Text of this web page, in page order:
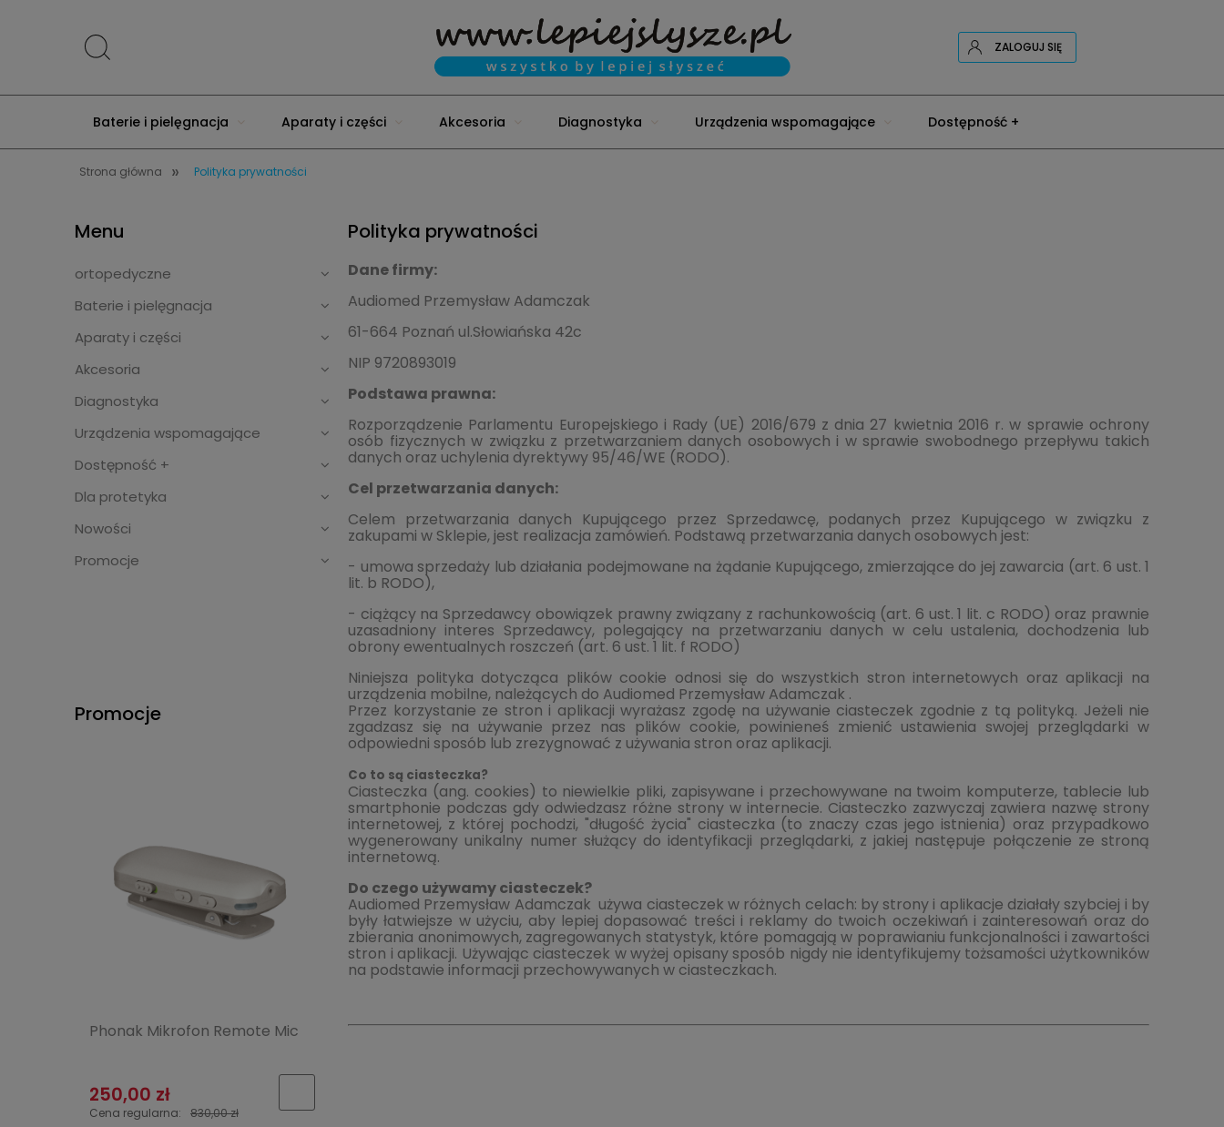
ZALOGUJ SIĘ
Baterie i pielęgnacja Aparaty i części Akcesoria Diagnostyka Urządzenia wspomagające Dostępność +
Dla protetyka Wynajem pętli indukcyjnej
Strona główna » Polityka prywatności
Menu
ortopedyczne
Baterie i pielęgnacja
Aparaty i części
Akcesoria
Diagnostyka
Urządzenia wspomagające
Dostępność +
Dla protetyka
Nowości
Promocje
Promocje
Phonak Mikrofon Remote Mic
250,00 zł
Cena regularna: 830,00 zł
Polityka prywatności
Dane firmy:
Audiomed Przemysław Adamczak
61-664 Poznań ul.Słowiańska 42c
NIP 9720893019
Podstawa prawna:
Rozporządzenie Parlamentu Europejskiego i Rady (UE) 2016/679 z dnia 27 kwietnia 2016 r. w sprawie ochrony
osób fizycznych w związku z przetwarzaniem danych osobowych i w sprawie swobodnego przepływu takich
danych oraz uchylenia dyrektywy 95/46/WE (RODO).
Cel przetwarzania danych:
Celem przetwarzania danych Kupującego przez Sprzedawcę, podanych przez Kupującego w związku z
zakupami w Sklepie, jest realizacja zamówień. Podstawą przetwarzania danych osobowych jest:
- umowa sprzedaży lub działania podejmowane na żądanie Kupującego, zmierzające do jej zawarcia (art. 6 ust. 1
lit. b RODO),
- ciążący na Sprzedawcy obowiązek prawny związany z rachunkowością (art. 6 ust. 1 lit. c RODO) oraz prawnie
uzasadniony interes Sprzedawcy, polegający na przetwarzaniu danych w celu ustalenia, dochodzenia lub
obrony ewentualnych roszczeń (art. 6 ust. 1 lit. f RODO)
Niniejsza polityka dotycząca plików cookie odnosi się do wszystkich stron internetowych oraz aplikacji na
urządzenia mobilne, należących do Audiomed Przemysław Adamczak .
Przez korzystanie ze stron i aplikacji wyrażasz zgodę na używanie ciasteczek zgodnie z tą polityką. Jeżeli nie
zgadzasz się na używanie przez nas plików cookie, powinieneś zmienić ustawienia swojej przeglądarki w
odpowiedni sposób lub zrezygnować z używania stron oraz aplikacji.
Co to są ciasteczka?
Ciasteczka (ang. cookies) to niewielkie pliki, zapisywane i przechowywane na twoim komputerze, tablecie lub
smartphonie podczas gdy odwiedzasz różne strony w internecie. Ciasteczko zazwyczaj zawiera nazwę strony
internetowej, z której pochodzi, "długość życia" ciasteczka (to znaczy czas jego istnienia) oraz przypadkowo
wygenerowany unikalny numer służący do identyfikacji przeglądarki, z jakiej następuje połączenie ze stroną
internetową.
Do czego używamy ciasteczek?
Audiomed Przemysław Adamczak używa ciasteczek w różnych celach: by strony i aplikacje działały szybciej i by
były łatwiejsze w użyciu, aby lepiej dopasować treści i reklamy do twoich oczekiwań i zainteresowań oraz do
zbierania anonimowych, zagregowanych statystyk, które pomagają w poprawianiu funkcjonalności i zawartości
stron i aplikacji. Używając ciasteczek w wyżej opisany sposób nigdy nie identyfikujemy tożsamości użytkowników
na podstawie informacji przechowywanych w ciasteczkach.